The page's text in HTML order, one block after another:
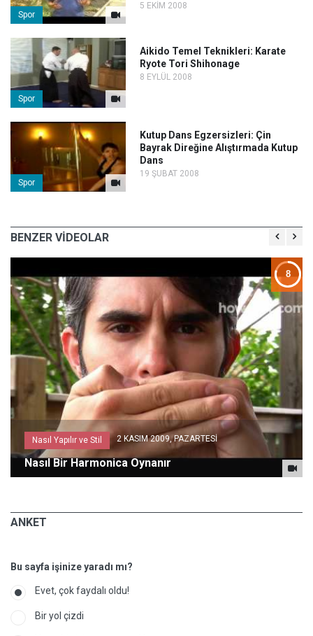
Spor
5 EKİM 2008
Spor
Aikido Temel Teknikleri: Karate
Ryote Tori Shihonage
8 EYLÜL 2008
Spor
Kutup Dans Egzersizleri: Çin
Bayrak Direğine Alıştırmada Kutup
Dans
19 ŞUBAT 2008
BENZER VİDEOLAR
Nasıl Yapılır ve Stil 2 KASIM 2009, PAZARTESİ
Nasıl Bir Harmonica Oynanır
8
ANKET
Bu sayfa işinize yaradı mı?
Evet, çok faydalı oldu!
Bir yol çizdi